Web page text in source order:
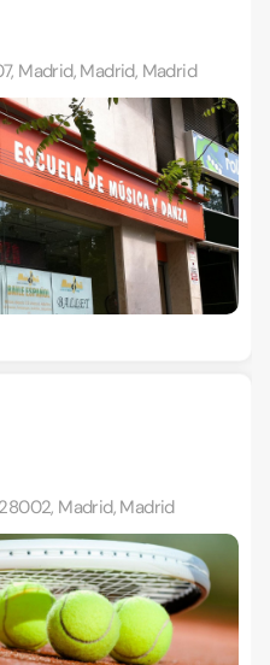
Madrid, Madrid, Madrid
Madrid, Madrid